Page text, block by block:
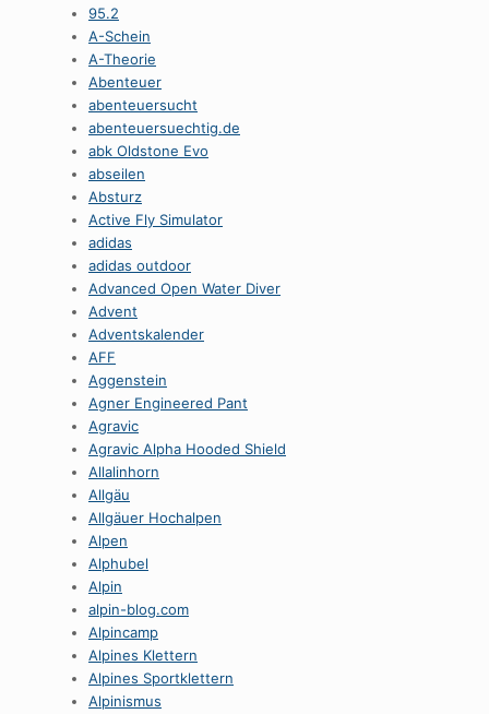
95.2
A-Schein
A-Theorie
Abenteuer
abenteuersucht
abenteuersuechtig.de
abk Oldstone Evo
abseilen
Absturz
Active Fly Simulator
adidas
adidas outdoor
Advanced Open Water Diver
Advent
Adventskalender
AFF
Aggenstein
Agner Engineered Pant
Agravic
Agravic Alpha Hooded Shield
Allalinhorn
Allgäu
Allgäuer Hochalpen
Alpen
Alphubel
Alpin
alpin-blog.com
Alpincamp
Alpines Klettern
Alpines Sportklettern
Alpinismus